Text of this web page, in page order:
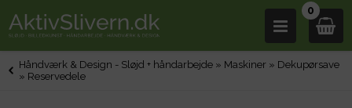
0
Håndværk & Design - Sløjd + håndarbejde » Maskiner » Dekupørsave
» Reservedele